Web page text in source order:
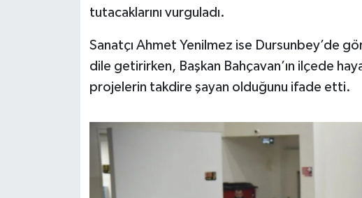
tutacaklarını vurguladı.
Sanatçı Ahmet Yenilmez ise Dursunbey’de
dile getirirken, Başkan Bahçavan’ın ilçede
projelerin takdire şayan olduğunu ifade etti.